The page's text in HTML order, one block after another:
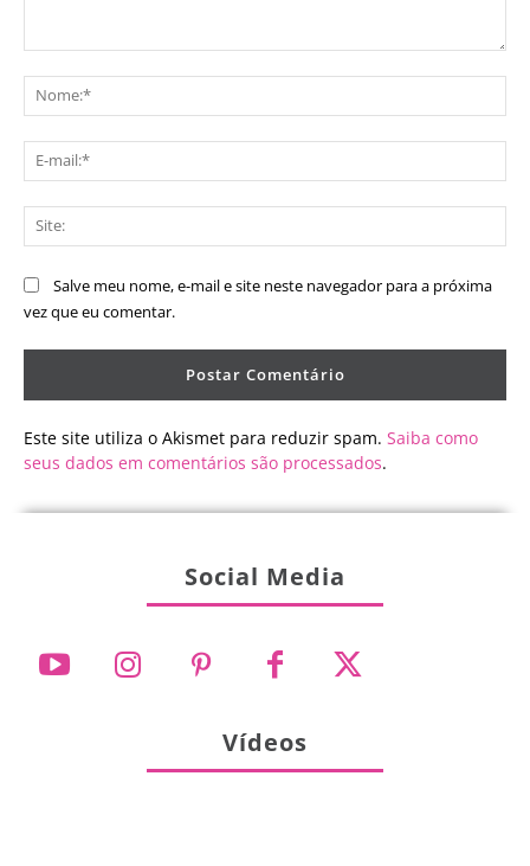
Salve meu nome, e-mail e site neste navegador para a próxima
vez que eu comentar.
Este site utiliza o Akismet para reduzir spam. Saiba como
seus dados em comentários são processados.
Social Media
Vídeos